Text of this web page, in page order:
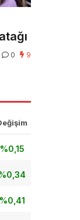
0 9
%0,15
%0,41